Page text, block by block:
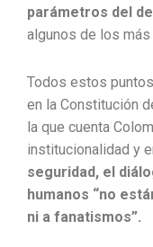
parámetros del
algunos de los
Todos estos
en la Constitución
la que cuenta
institucionalidad y
seguridad, el
humanos “no
ni a fanatismos”.